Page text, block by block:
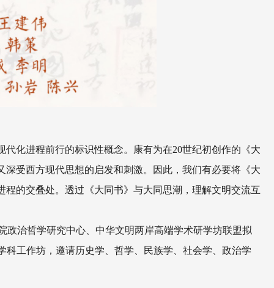
化进程前行的标识性概念。康有为在20世纪初创作的《大
受西方现代思想的启发和刺激。因此，我们有必要将《大
的交叠处。透过《大同书》与大同思潮，理解文明交流互
治哲学研究中心、中华文明两岸高端学术研学坊联盟拟
科工作坊，邀请历史学、哲学、民族学、社会学、政治学